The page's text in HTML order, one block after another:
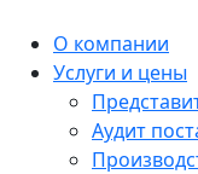
О компании
Услуги и цены
Аудит